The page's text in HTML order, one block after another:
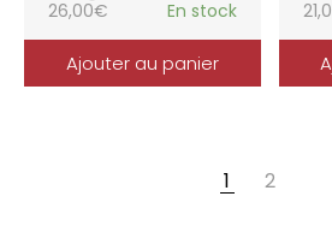
26,00€ En stock
Ajouter au panier
1 2